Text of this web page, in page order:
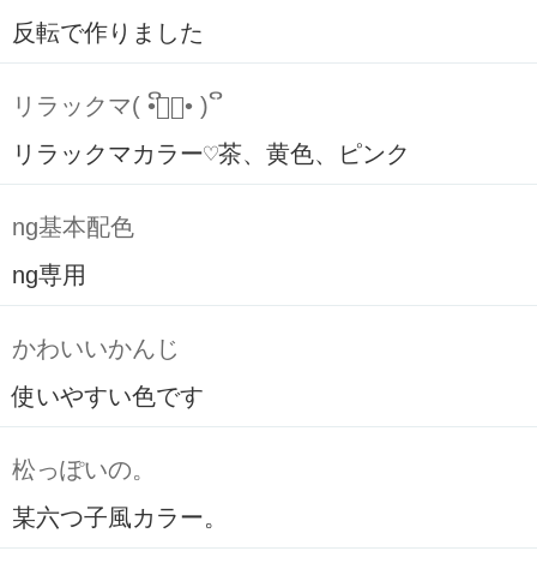
反転で作りました
リラックマ( ິ•ᆺ⃘• )ິ
リラックマカラー♡茶、黄色、ピンク
ng基本配色
ng専用
かわいいかんじ
使いやすい色です
松っぽいの。
某六つ子風カラー。